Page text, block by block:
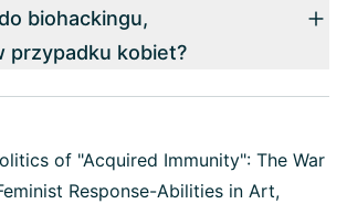
biohackingu,
przypadku kobiet?
of "Acquired Immunity": The War
Response-Abilities in Art,